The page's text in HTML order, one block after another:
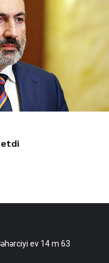
ev 14 m 63